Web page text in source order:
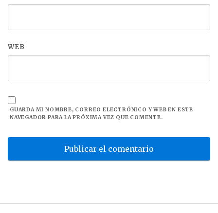
WEB
GUARDA MI NOMBRE, CORREO ELECTRÓNICO Y WEB EN ESTE
NAVEGADOR PARA LA PRÓXIMA VEZ QUE COMENTE.